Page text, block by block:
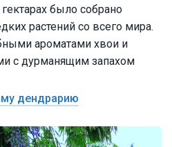
было собрано
растений со всего мира.
ароматами хвои и
с дурманящим запахом
дендрарию